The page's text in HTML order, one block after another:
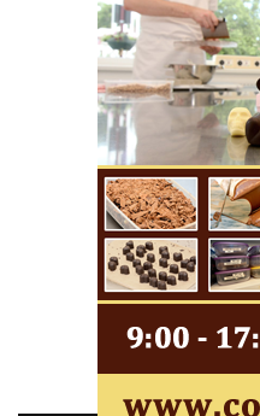
Socha Atlet v ZOO Leipzig
Socha Marabu v ZOO
Busta Karla Maxe
Leipzig
Socha Iásón v ZOO Leipzig
Socha Mladý slon v ZOO
Socha Býk v ZOO Dresden
Socha Uprchlý otrok
Socha krokodýla v ZOO
Socha slona v ZOO